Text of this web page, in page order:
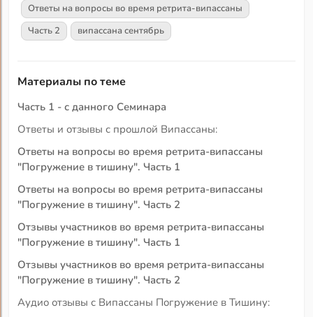
Ответы на вопросы во время ретрита-випассаны
Часть 2
випассана сентябрь
Материалы по теме
Часть 1 - с данного Семинара
Ответы и отзывы с прошлой Випассаны:
Ответы на вопросы во время ретрита-випассаны
"Погружение в тишину". Часть 1
Ответы на вопросы во время ретрита-випассаны
"Погружение в тишину". Часть 2
Отзывы участников во время ретрита-випассаны
"Погружение в тишину". Часть 1
Отзывы участников во время ретрита-випассаны
"Погружение в тишину". Часть 2
Аудио отзывы с Випассаны Погружение в Тишину: